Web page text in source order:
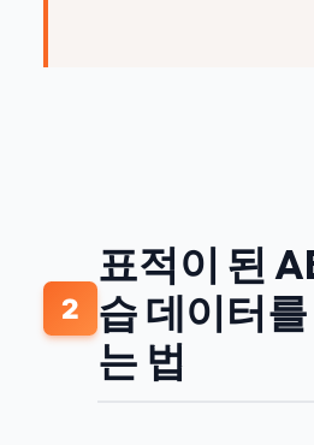
2
표적이 된
습 데이터
는 법